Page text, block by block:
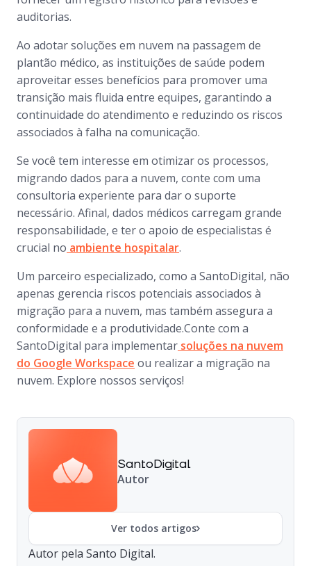
auditorias.
Ao adotar soluções em nuvem na passagem de
plantão médico, as instituições de saúde podem
aproveitar esses benefícios para promover uma
transição mais fluida entre equipes, garantindo a
continuidade do atendimento e reduzindo os riscos
associados à falha na comunicação.
Se você tem interesse em otimizar os processos,
migrando dados para a nuvem, conte com uma
consultoria experiente para dar o suporte
necessário. Afinal, dados médicos carregam grande
responsabilidade, e ter o apoio de especialistas é
crucial no ambiente hospitalar.
Um parceiro especializado, como a SantoDigital, não
apenas gerencia riscos potenciais associados à
migração para a nuvem, mas também assegura a
conformidade e a produtividade.Conte com a
SantoDigital para implementar soluções na nuvem
do Google Workspace ou realizar a migração na
nuvem. Explore nossos serviços!
SantoDigital
Autor
Ver todos artigos
Autor pela Santo Digital.